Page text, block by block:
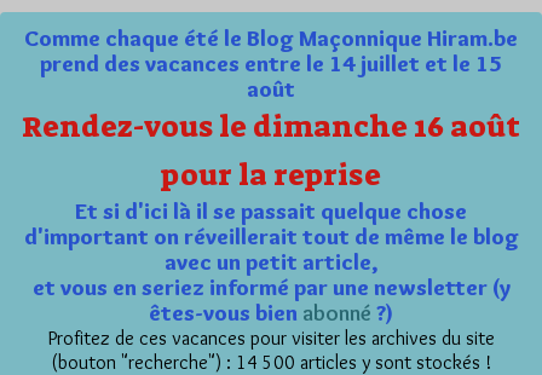
Comme chaque été le Blog Maçonnique Hiram.be
prend des vacances entre le 14 juillet et le 15
août
Rendez-vous le dimanche 16 août
pour la reprise
Et si d'ici là il se passait quelque chose
d'important on réveillerait tout de même le blog
avec un petit article,
et vous en seriez informé par une newsletter (y
êtes-vous bien abonné ?)
Profitez de ces vacances pour visiter les archives du site
(bouton "recherche") : 14 500 articles y sont stockés !